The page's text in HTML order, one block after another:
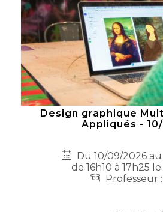
Design graphique
Appliqués - 10/
Du 10/09/2026
de 16h10 à 17h25
Professeur